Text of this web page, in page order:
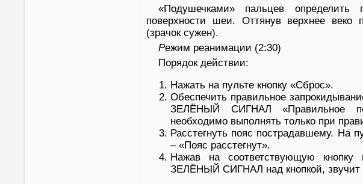
«Подушечками» пальцев
поверхности шеи. Оттянув верхнее веко
(зрачок сужен).
Режим реанимации (2:30)
Порядок действии:
Нажать на пульте кнопку «Сброс».
Обеспечить правильное
ЗЕЛЁНЫЙ СИГНАЛ «Правильное
необходимо выполнять только при
Расстегнуть пояс пострадавшему.
– «Пояс расстегнут».
Нажав на соответствующую
ЗЕЛЁНЫЙ СИГНАЛ над кнопкой, звучит